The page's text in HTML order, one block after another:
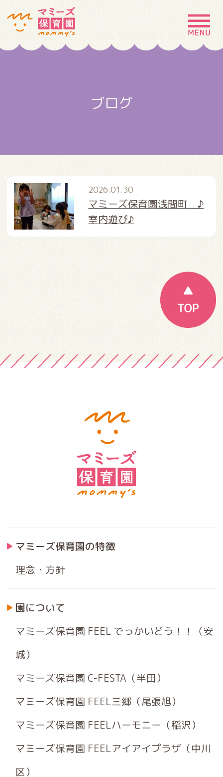
MENU
採用情報 お問い合わせ
ブログ
2026.01.30
マミーズ保育園浅間町 ♪
室内遊び♪
マミーズ保育園の特徴
理念・方針
園について
マミーズ保育園 FEEL でっかいどう！！（安
城）
マミーズ保育園 C-FESTA（半田）
マミーズ保育園 FEEL三郷（尾張旭）
マミーズ保育園 FEELハーモニー（稲沢）
マミーズ保育園 FEELアイアイプラザ（中川
区）